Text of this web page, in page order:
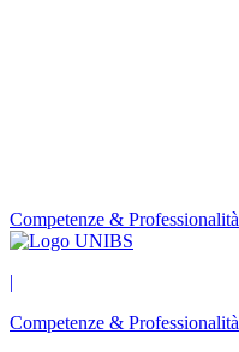
Competenze & Professionalità
|
Competenze & Professionalità